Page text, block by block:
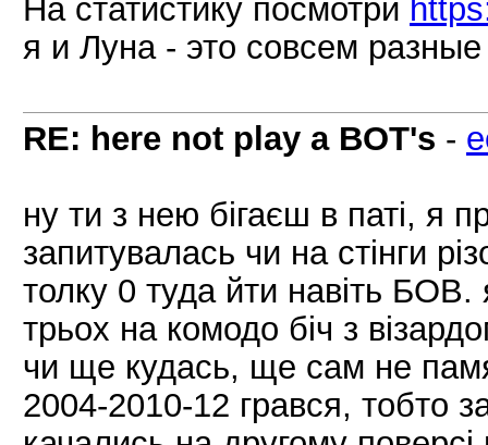
На статистику посмотри
я и Луна - это совсем
RE: here not play a BOT's -
ну ти з нею бігаєш в паті, я
запитувалась чи на стінги
толку 0 туда йти навіть БОВ.
трьох на комодо біч з
чи ще кудась, ще сам не
2004-2010-12 грався, тобто